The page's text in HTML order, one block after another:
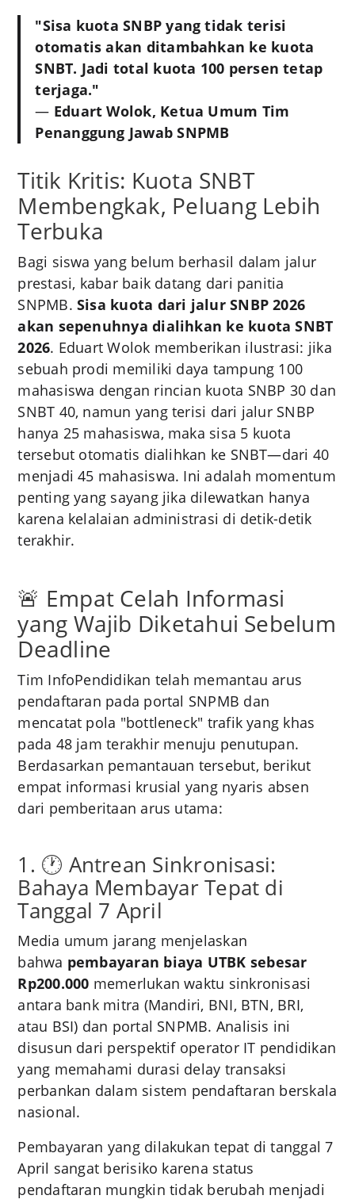
"Sisa kuota SNBP yang tidak terisi
otomatis akan ditambahkan ke kuota
SNBT. Jadi total kuota 100 persen tetap
terjaga."
— Eduart Wolok, Ketua Umum Tim
Penanggung Jawab SNPMB
Titik Kritis: Kuota SNBT
Membengkak, Peluang Lebih
Terbuka
Bagi siswa yang belum berhasil dalam jalur
prestasi, kabar baik datang dari panitia
SNPMB.Sisa kuota dari jalur SNBP 2026
akan sepenuhnya dialihkan ke kuota SNBT
2026. Eduart Wolok memberikan ilustrasi: jika
sebuah prodi memiliki daya tampung 100
mahasiswa dengan rincian kuota SNBP 30 dan
SNBT 40, namun yang terisi dari jalur SNBP
hanya 25 mahasiswa, maka sisa 5 kuota
tersebut otomatis dialihkan ke SNBT—dari 40
menjadi 45 mahasiswa. Ini adalah momentum
penting yang sayang jika dilewatkan hanya
karena kelalaian administrasi di detik-detik
terakhir.
🚨 Empat Celah Informasi
yang Wajib Diketahui Sebelum
Deadline
Tim InfoPendidikan telah memantau arus
pendaftaran pada portal SNPMB dan
mencatat pola "bottleneck" trafik yang khas
pada 48 jam terakhir menuju penutupan.
Berdasarkan pemantauan tersebut, berikut
empat informasi krusial yang nyaris absen
dari pemberitaan arus utama:
1. 🕐 Antrean Sinkronisasi:
Bahaya Membayar Tepat di
Tanggal 7 April
Media umum jarang menjelaskan
bahwa pembayaran biaya UTBK sebesar
Rp200.000 memerlukan waktu sinkronisasi
antara bank mitra (Mandiri, BNI, BTN, BRI,
atau BSI) dan portal SNPMB. Analisis ini
disusun dari perspektif operator IT pendidikan
yang memahami durasi delay transaksi
perbankan dalam sistem pendaftaran berskala
nasional.
Pembayaran yang dilakukan tepat di tanggal 7
April sangat berisiko karena status
pendaftaran mungkin tidak berubah menjadi